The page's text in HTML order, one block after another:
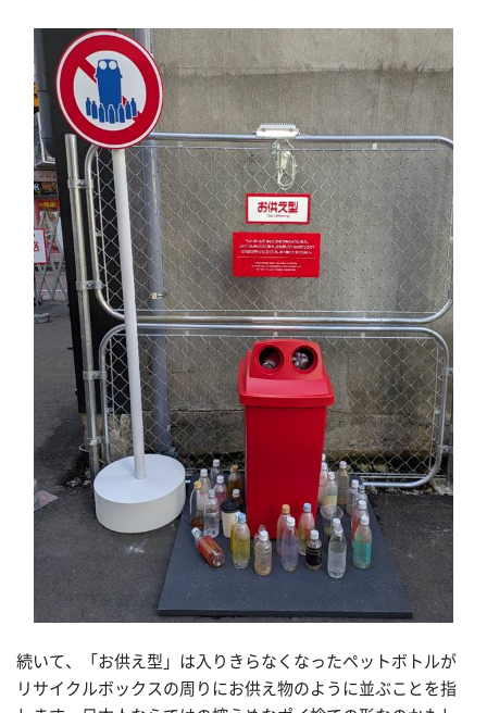
続いて、「お供え型」は入りきらなくなったペットボトルが
リサイクルボックスの周りにお供え物のように並ぶことを指